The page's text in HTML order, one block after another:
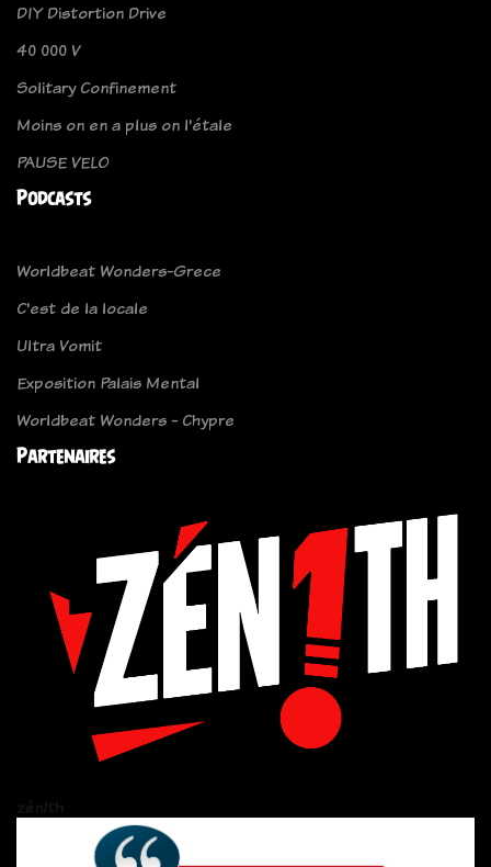
DIY Distortion Drive
40 000 V
Solitary Confinement
Moins on en a plus on l'étale
PAUSE VELO
Podcasts
Worldbeat Wonders-Grece
C'est de la locale
Ultra Vomit
Exposition Palais Mental
Worldbeat Wonders - Chypre
Partenaires